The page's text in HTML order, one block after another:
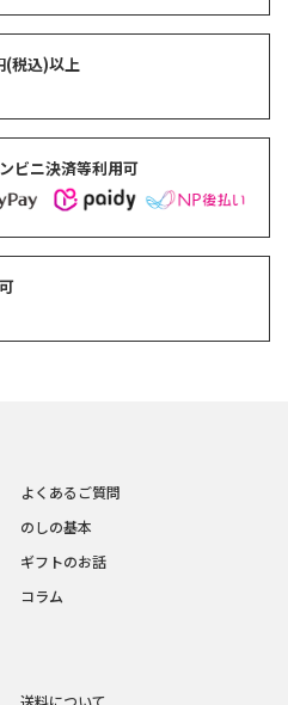
(税込)以上
ビニ決済等利用可
よくあるご質問
のしの基本
ギフトのお話
コラム
送料について